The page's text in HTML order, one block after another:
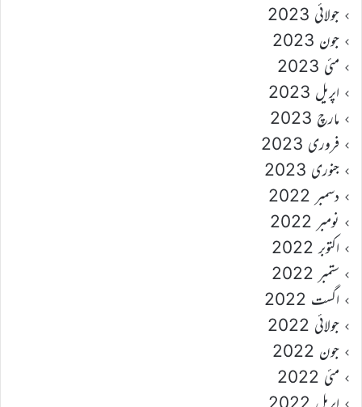
جولائی 2023
جون 2023
مئی 2023
اپریل 2023
مارچ 2023
فروری 2023
جنوری 2023
دسمبر 2022
نومبر 2022
اکتوبر 2022
ستمبر 2022
اگست 2022
جولائی 2022
جون 2022
مئی 2022
اپریل 2022